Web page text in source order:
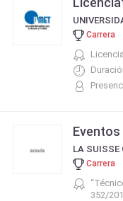
Carrera
Eventos
Carrera
352/